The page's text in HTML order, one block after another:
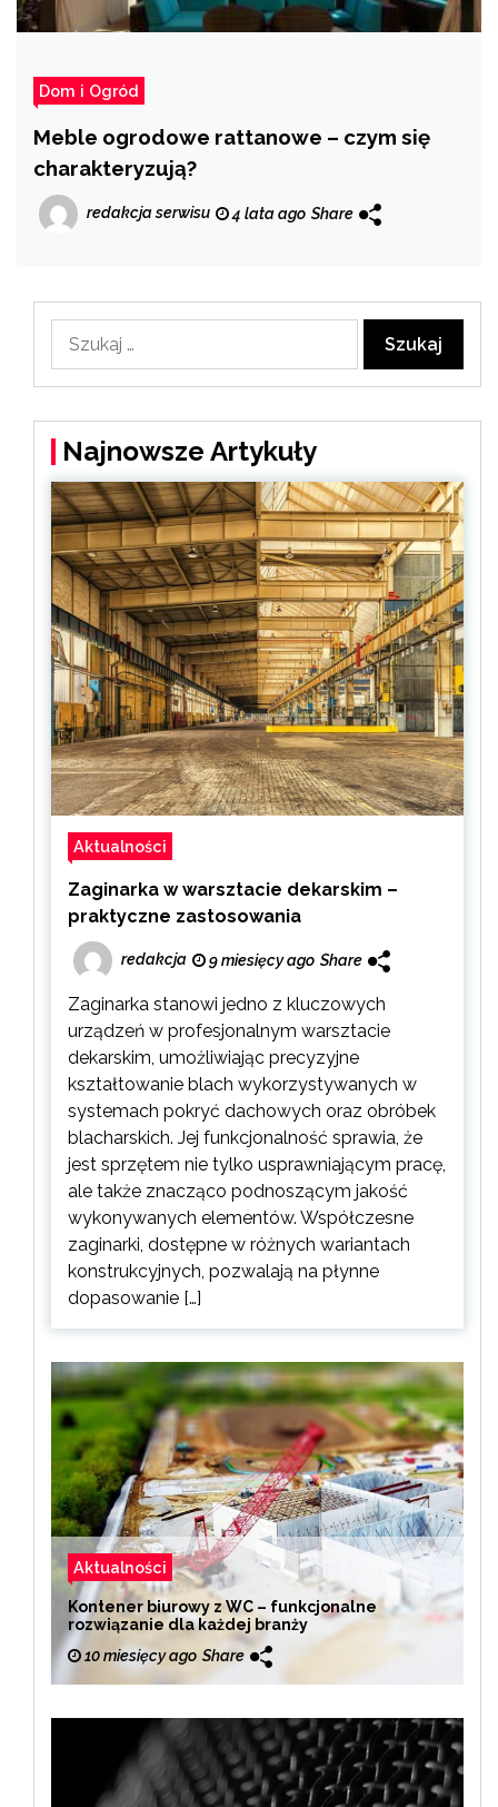
Dom i Ogród
Meble ogrodowe rattanowe – czym się
charakteryzują?
redakcja serwisu 4 lata ago Share
Najnowsze Artykuły
Aktualności
Zaginarka w warsztacie dekarskim –
praktyczne zastosowania
redakcja 9 miesięcy ago Share
Zaginarka stanowi jedno z kluczowych
urządzeń w profesjonalnym warsztacie
dekarskim, umożliwiając precyzyjne
kształtowanie blach wykorzystywanych w
systemach pokryć dachowych oraz obróbek
blacharskich. Jej funkcjonalność sprawia, że
jest sprzętem nie tylko usprawniającym pracę,
ale także znacząco podnoszącym jakość
wykonywanych elementów. Współczesne
zaginarki, dostępne w różnych wariantach
konstrukcyjnych, pozwalają na płynne
dopasowanie […]
Aktualności
Kontener biurowy z WC – funkcjonalne
rozwiązanie dla każdej branży
10 miesięcy ago Share